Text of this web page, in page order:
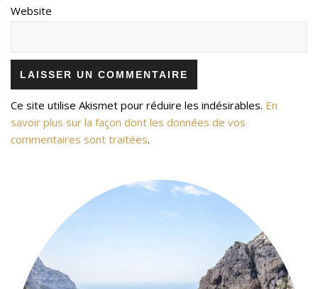
Website
Ce site utilise Akismet pour réduire les indésirables. En
savoir plus sur la façon dont les données de vos
commentaires sont traitées.